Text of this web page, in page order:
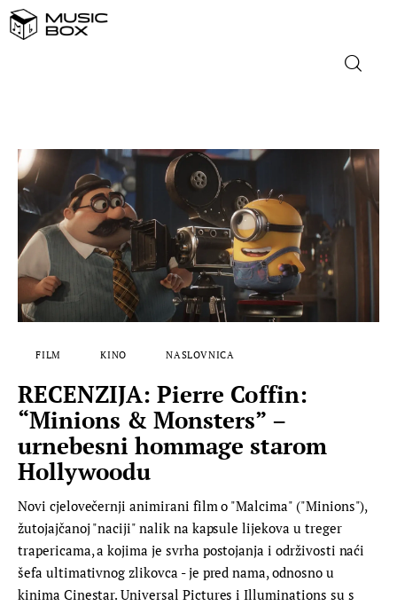
DOMAĆA GLAZBA
STRANA GLAZBA
FILM
MUSIC BOX
FILM KINO NASLOVNICA
RECENZIJA: Pierre Coffin:
“Minions & Monsters” –
urnebesni hommage starom
Hollywoodu
Novi cjelovečernji animirani film o "Malcima" ("Minions"),
žutojajčanoj "naciji" nalik na kapsule lijekova u treger
trapericama, a kojima je svrha postojanja i održivosti naći
šefa ultimativnog zlikovca - je pred nama, odnosno u
kinima Cinestar. Universal Pictures i Illuminations su s